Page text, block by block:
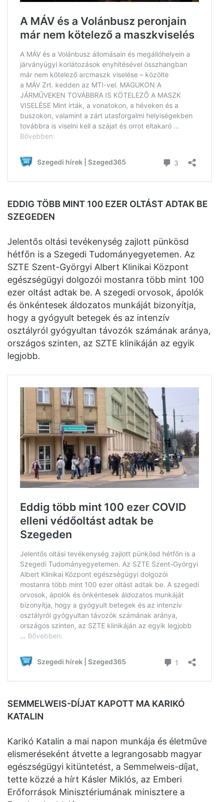
EDDIG TÖBB MINT 100 EZER OLTÁST ADTAK BE
SZEGEDEN
Jelentős oltási tevékenység zajlott pünkösd
hétfőn is a Szegedi Tudományegyetemen. Az
SZTE Szent-Györgyi Albert Klinikai Központ
egészségügyi dolgozói mostanra több mint 100
ezer oltást adtak be. A szegedi orvosok, ápolók
és önkéntesek áldozatos munkáját bizonyítja,
hogy a gyógyult betegek és az intenzív
osztályról gyógyultan távozók számának aránya,
országos szinten, az SZTE klinikáján az egyik
legjobb.
SEMMELWEIS-DÍJAT KAPOTT MA KARIKÓ
KATALIN
Karikó Katalin a mai napon munkája és életműve
elismeréseként átvette a legrangosabb magyar
egészségügyi kitüntetést, a Semmelweis-díjat,
tette közzé a hírt Kásler Miklós, az Emberi
Erőforrások Minisztériumának minisztere a